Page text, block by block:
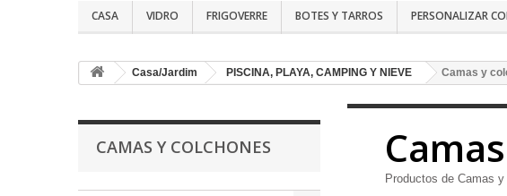
CASA VIDRO FRIGOVERRE BOTES Y TARROS PERSONALIZAR
Casa/Jardim PISCINA, PLAYA, CAMPING Y NIEVE Camas y
CAMAS Y COLCHONES
Productos de Camas